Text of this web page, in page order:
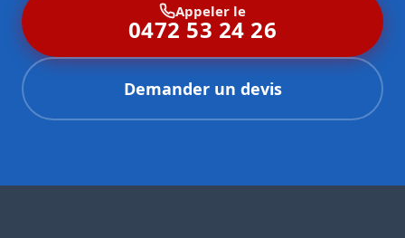
Appeler le
0472 53 24 26
Demander un devis